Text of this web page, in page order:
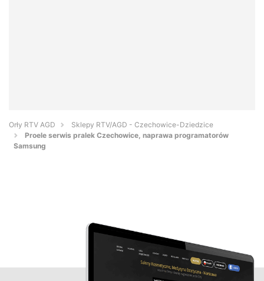
Orły RTV AGD
Sklepy RTV/AGD - Czechowice-Dziedzice
Proele serwis pralek Czechowice, naprawa programatorów
Samsung